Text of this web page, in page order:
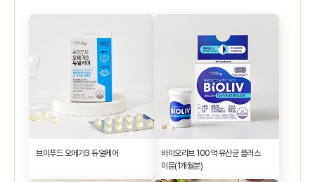
브이푸드 오메가3 듀얼케어
바이오리브 100억 유산균 플러스
이뮨(1개월분)